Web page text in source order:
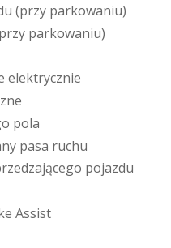
u (przy parkowaniu)
przy parkowaniu)
elektrycznie
zne
o pola
ny pasa ruchu
rzedzającego pojazdu
e Assist